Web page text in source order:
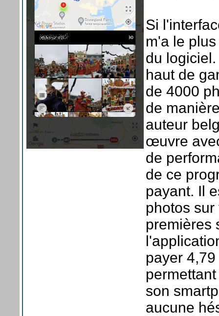
Si
m'a le
du
haut de
de 4000
de
auteur
œuvre
de
de ce
payant. Il
photos
premières
payer
son
aucune